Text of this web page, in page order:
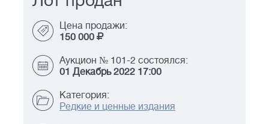
Цена продажи:
150 000
Аукцион № 101-2 состоялся:
01 Декабрь 2022 17:00
Категория:
Редкие и ценные издания